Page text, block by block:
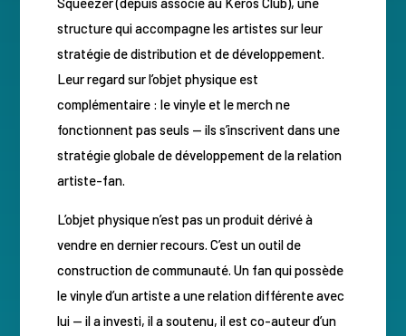
structure qui accompagne les artistes sur leur
stratégie de distribution et de développement.
Leur regard sur l’objet physique est
complémentaire : le vinyle et le merch ne
fonctionnent pas seuls — ils s’inscrivent dans une
stratégie globale de développement de la relation
artiste-fan.
L’objet physique n’est pas un produit dérivé à
vendre en dernier recours. C’est un outil de
construction de communauté. Un fan qui possède
le vinyle d’un artiste a une relation différente avec
lui — il a investi, il a soutenu, il est co-auteur d’un